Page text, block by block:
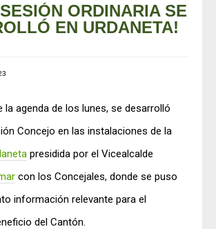
SESIÓN ORDINARIA SE
EN URDANETA!
la agenda de los lunes, se desarrolló
Concejo en las instalaciones de la
presidida por el Vicealcalde
con los Concejales, donde se puso
información relevante para el
del Cantón.